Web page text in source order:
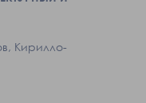
Кирилло-